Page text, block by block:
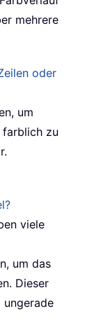
mehrere
oder
um
zu
viele
um das
Dieser